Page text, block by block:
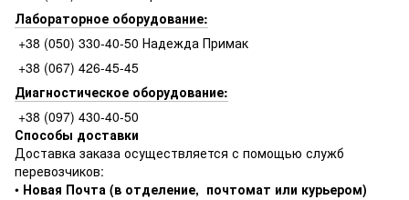
Лабораторное оборудование:
+38 (050) 330-40-50 Надежда Примак
+38 (067) 426-45-45
Диагностическое оборудование:
+38 (097) 430-40-50
Способы доставки
Доставка заказа осуществляется с помощью служб
перевозчиков:
• Новая Почта (в отделение, почтомат или курьером)